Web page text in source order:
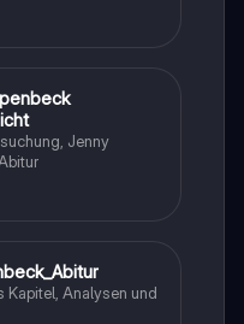
Jenny
Kapitel, Analysen und